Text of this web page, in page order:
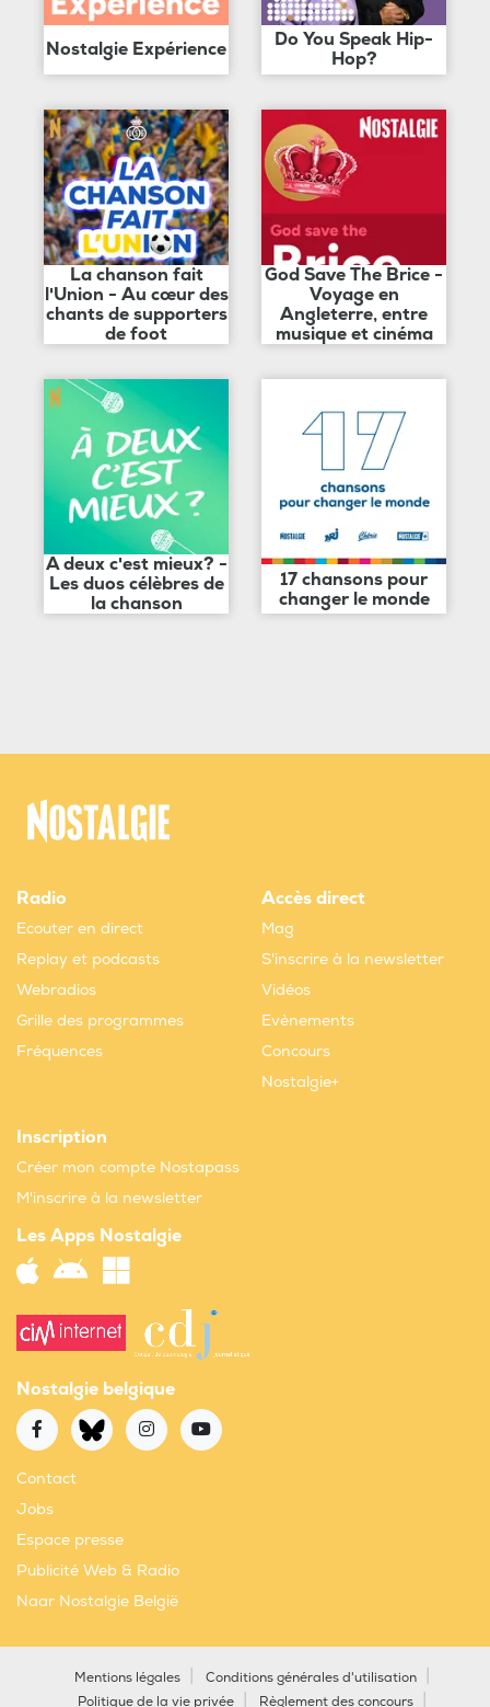
Nostalgie Expérience
Do You Speak Hip-
Hop?
La chanson fait
l'Union - Au cœur des
chants de supporters
de foot
God Save The Brice -
Voyage en
Angleterre, entre
musique et cinéma
A deux c'est mieux? -
Les duos célèbres de
la chanson
17 chansons pour
changer le monde
Radio
Ecouter en direct
Replay et podcasts
Webradios
Grille des programmes
Fréquences
Accès direct
Mag
S'inscrire à la newsletter
Vidéos
Evènements
Concours
Nostalgie+
Inscription
Créer mon compte Nostapass
M'inscrire à la newsletter
Les Apps Nostalgie
Nostalgie belgique
Contact
Jobs
Espace presse
Publicité Web & Radio
Naar Nostalgie België
Mentions légales
Conditions générales d'utilisation
Politique de la vie privée
Règlement des concours